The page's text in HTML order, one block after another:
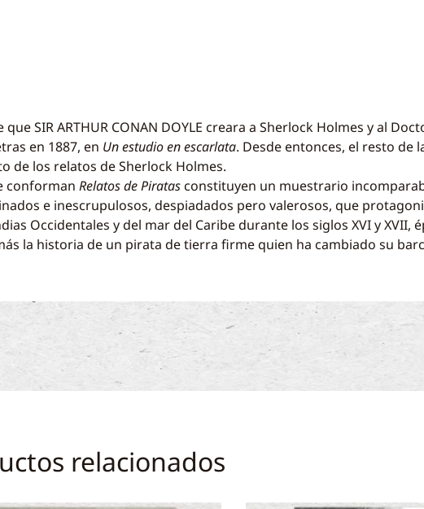
SIR ARTHUR CONAN DOYLE creara a Sherlock Holmes y al
en 1887, en Un estudio en escarlata. Desde entonces, el resto de
de los relatos de Sherlock Holmes.
conforman Relatos de Piratas constituyen un muestrario
e inescrupulosos, despiadados pero valerosos, que
Occidentales y del mar del Caribe durante los siglos XVI y XVII,
la historia de un pirata de tierra firme quien ha cambiado su
relacionados